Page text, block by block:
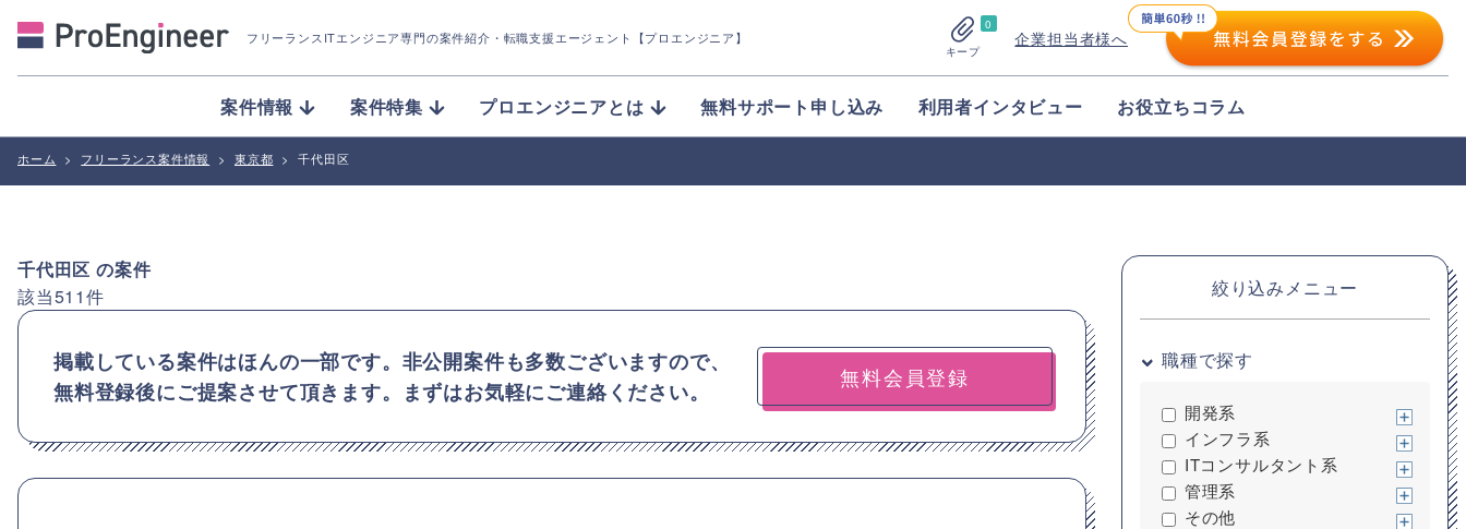
フリーランスITエンジニア専門の案件紹介 ・転職支援エージェント【プロエンジニア】
0
キープ
企業担当者様へ
案件情報 案件特集 プロエンジニアとは 無料サポート申し込み 利用者インタビュー お役立ちコラム
ホーム > フリーランス案件情報 > 東京都 > 千代田区
千代田区 の案件
該当511件
掲載している案件はほんの一部です。非公開案件も多数ございますので、
無料登録後にご提案させて頂きます。まずはお気軽にご連絡ください。
無料会員登録
絞り込みメニュー
職種で探す
開発系
インフラ系
ITコンサルタント系
管理系
その他